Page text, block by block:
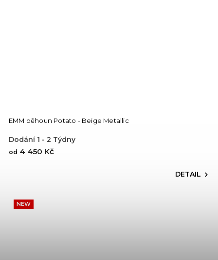
EMM běhoun Potato - Beige Metallic
Dodání 1 - 2 Týdny
od 4 450 Kč
DETAIL
NEW